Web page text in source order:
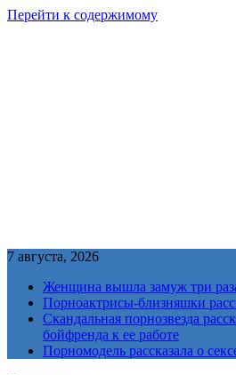
Перейти к содержимому
7 августа, 2026
Женщина вышла замуж три
Порноактрисы-близняшки
Скандальная порнозвезда
бойфренда к ее работе
Порномодель рассказала о